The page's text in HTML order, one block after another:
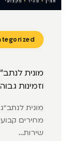
וזמינות גבוהה
שירות...